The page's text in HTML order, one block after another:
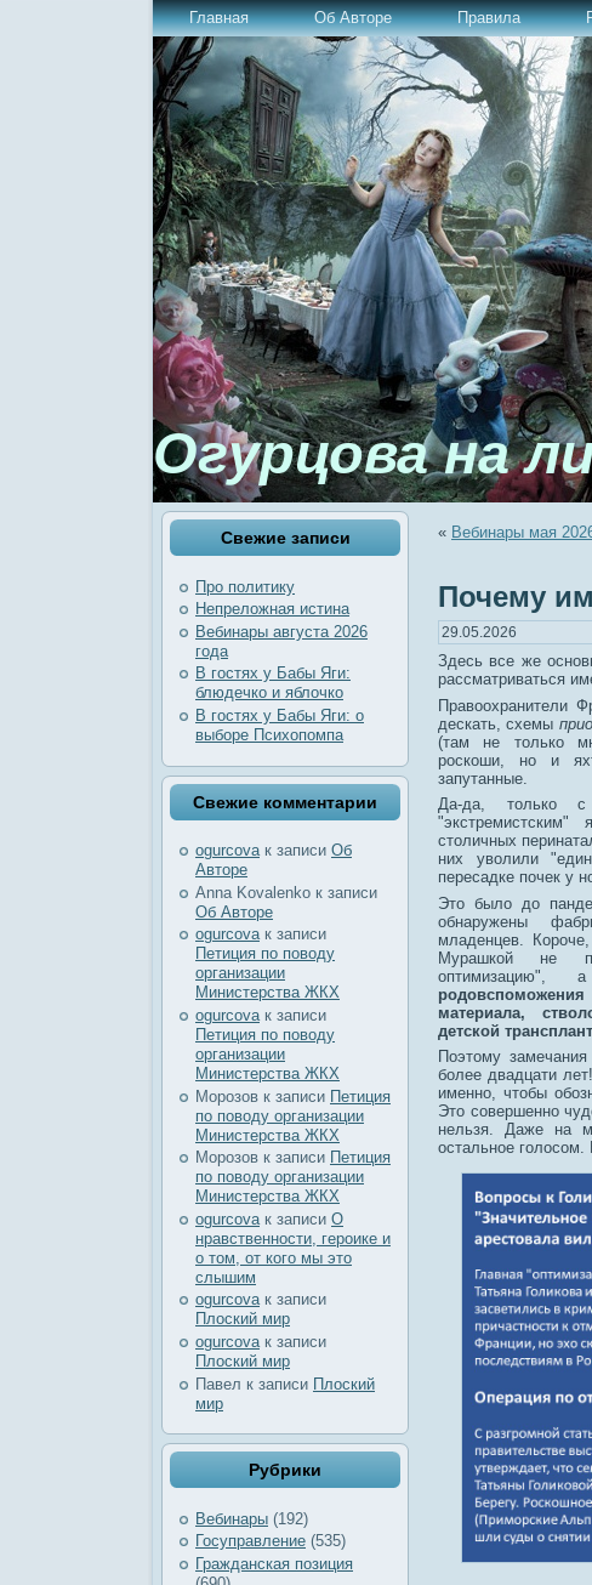
Главная Об Авторе Правила
Огурцова на
Свежие записи
Про политику
Непреложная истина
Вебинары августа 2026
года
В гостях у Бабы Яги:
блюдечко и яблочко
В гостях у Бабы Яги: о
выборе Психопомпа
Свежие комментарии
ogurcovaк записи Об
Авторе
Anna Kovalenko к записи
Об Авторе
ogurcovaк записи
Петиция по поводу
организации
Министерства ЖКХ
ogurcova к записи
Петиция по поводу
организации
Министерства ЖКХ
Морозов к записи Петиция
по поводу организации
Министерства ЖКХ
Морозов к записи Петиция
по поводу организации
Министерства ЖКХ
ogurcova к записи О
нравственности, героике и
о том, от кого мы это
слышим
ogurcovaк записи
Плоский мир
ogurcova к записи
Плоский мир
Павел к записи Плоский
мир
Рубрики
Вебинары (192)
Госуправление (535)
Гражданская позиция
« Вебинары мая
Почему
29.05.2026
Здесь все же
рассматриваться
Правоохранители
дескать, схемы
(там не только
роскоши, но и
запутанные.
Да-да, только с
столичных
них уволили
пересадке почек у
Это было до
обнаружены
младенцев.
Мурашкой не
материала,
детской
Поэтому
более двадцати
именно, чтобы
Это совершенно
нельзя. Даже на
остальное голосом.